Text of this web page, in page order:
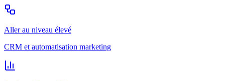
Aller au niveau élevé
CRM et automatisation marketing